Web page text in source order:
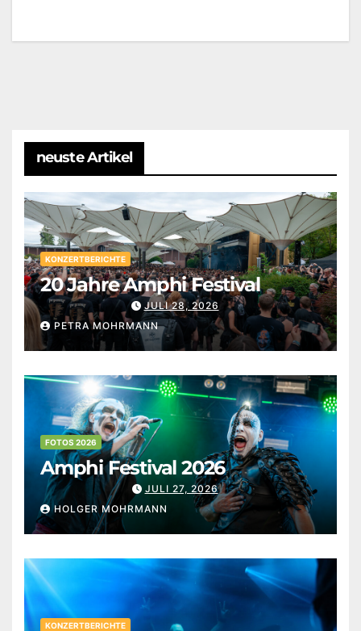
neuste Artikel
KONZERTBERICHTE
20 Jahre Amphi Festival
JULI 28, 2026
PETRA MOHRMANN
FOTOS 2026
Amphi Festival 2026
JULI 27, 2026
HOLGER MOHRMANN
KONZERTBERICHTE